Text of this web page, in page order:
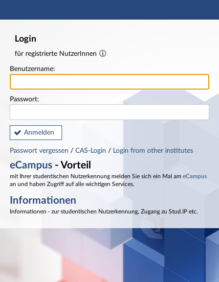
Hauptnavigation
Login
für registrierte NutzerInnen
Benutzername:
Passwort:
Anmelden
Passwort vergessen / CAS-Login / Login from other institutes
eCampus - Vorteil
mit Ihrer studentischen Nutzerkennung melden Sie sich ein Mal am eCampus
an und haben Zugriff auf alle wichtigen Services.
Informationen
Informationen - zur studentischen Nutzerkennung, Zugang zu Stud.IP etc.